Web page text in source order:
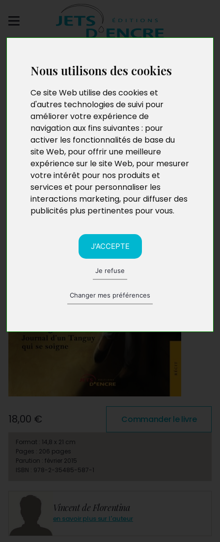
Nous utilisons des cookies
Ce site Web utilise des cookies et
d'autres technologies de suivi pour
améliorer votre expérience de
navigation aux fins suivantes : pour
activer les fonctionnalités de base du
site Web, pour offrir une meilleure
expérience sur le site Web, pour mesurer
votre intérêt pour nos produits et
services et pour personnaliser les
interactions marketing, pour diffuser des
publicités plus pertinentes pour vous.
J'ACCEPTE
Je refuse
Changer mes préférences
90 jours, journal d’un
Tanguy qui se soigne
Vincent de Florentina
en savoir plus sur l'auteur
18,00 € Commander le livre
Format : 14,8 x 21 cm
Pages : 206 pages
Parution : février 2015
ISBN : 978-2-35485-587-1